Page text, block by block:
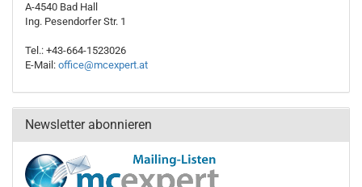
A-4540 Bad Hall
Ing. Pesendorfer Str. 1
Tel.: +43-664-1523026
E-Mail: office@mcexpert.at
Newsletter abonnieren